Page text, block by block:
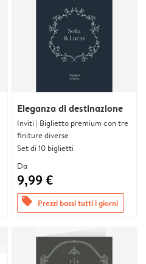
Eleganza di destinazione
Inviti | Biglietto premium con tre
finiture diverse
Set di 10 biglietti
Da
9,99 €
offers Prezzi bassi tutti i giorni